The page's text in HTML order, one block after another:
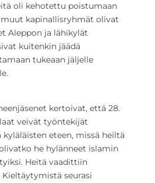
oli kehotettu poistumaan
muut kapinallisryhmät olivat
Aleppon ja lähikylät
kuitenkin jäädä
tukeaan jäljelle
kertoivat, että 28.
veivät työntekijät
kyläläisten eteen, missä heiltä
he hylänneet islamin
Heitä vaadittiin
seurasi